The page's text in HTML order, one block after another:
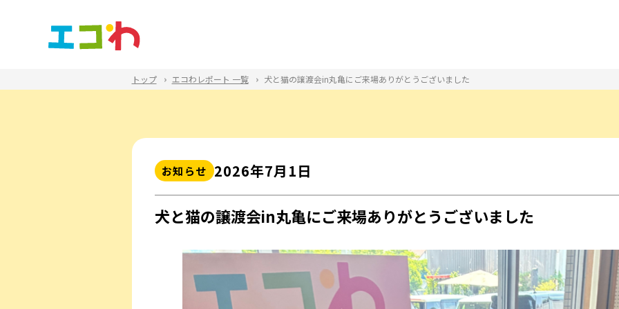
トップ エコわレポート 一覧 犬と猫の譲渡会in丸亀にご来場ありがとうございました
お知らせ 2026年7⽉1⽇
犬と猫の譲渡会in丸亀にご来場ありがとうございました